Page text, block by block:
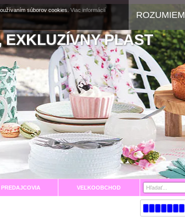
EXKLUZÍVNY PLAST
PREDAJCOVIA VEĽKOOBCHOD
súborov cookies. Viac informácií
ROZUMIEM